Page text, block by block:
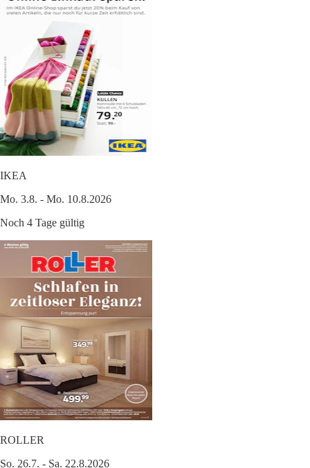
IKEA
Mo. 3.8. - Mo. 10.8.2026
Noch 4 Tage gültig
ROLLER
So. 26.7. - Sa. 22.8.2026